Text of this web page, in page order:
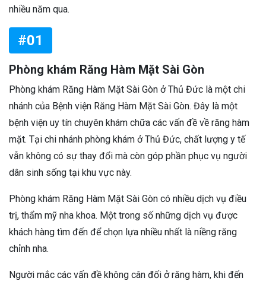
nhiều năm qua.
#01
Phòng khám Răng Hàm Mặt Sài Gòn
Phòng khám Răng Hàm Mặt Sài Gòn ở Thủ Đức là một chi
nhánh của Bệnh viện Răng Hàm Mặt Sài Gòn. Đây là một
bệnh viện uy tín chuyên khám chữa các vấn đề về răng hàm
mặt. Tại chi nhánh phòng khám ở Thủ Đức, chất lượng y tế
vẫn không có sự thay đổi mà còn góp phần phục vụ người
dân sinh sống tại khu vực này.
Phòng khám Răng Hàm Mặt Sài Gòn có nhiều dịch vụ điều
trị, thẩm mỹ nha khoa. Một trong số những dịch vụ được
khách hàng tìm đến để chọn lựa nhiều nhất là niềng răng
chỉnh nha.
Người mắc các vấn đề không cân đối ở răng hàm, khi đến